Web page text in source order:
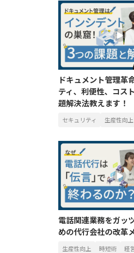
ドキュメント管理革
ティ、利便性、コス
題解決法教えます！
セキュリティ 生産性向上
電話関連業務をガッ
めの代行会社の改革
生産性向上 時短術 経